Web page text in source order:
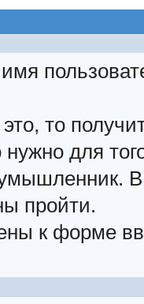
это, то
для
В
пройти.
к форме